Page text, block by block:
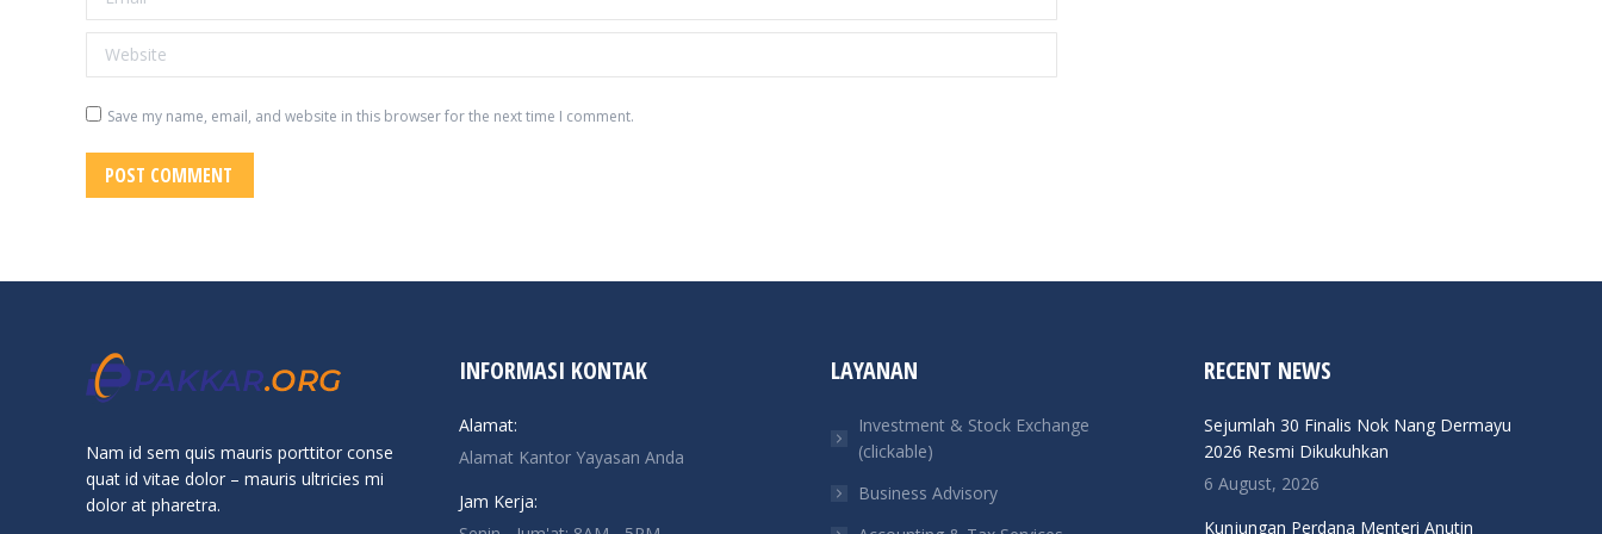
Website
Save my name, email, and website in this browser for the next time I comment.
POST COMMENT
Nam id sem quis mauris porttitor conse
quat id vitae dolor – mauris ultricies mi
dolor at pharetra.
INFORMASI KONTAK
Alamat:
Alamat Kantor Yayasan Anda
Jam Kerja:
LAYANAN
Investment & Stock Exchange
(clickable)
Business Advisory
RECENT NEWS
Sejumlah 30 Finalis Nok Nang Dermayu
2026 Resmi Dikukuhkan
6 August, 2026
Kunjungan Perdana Menteri Anutin